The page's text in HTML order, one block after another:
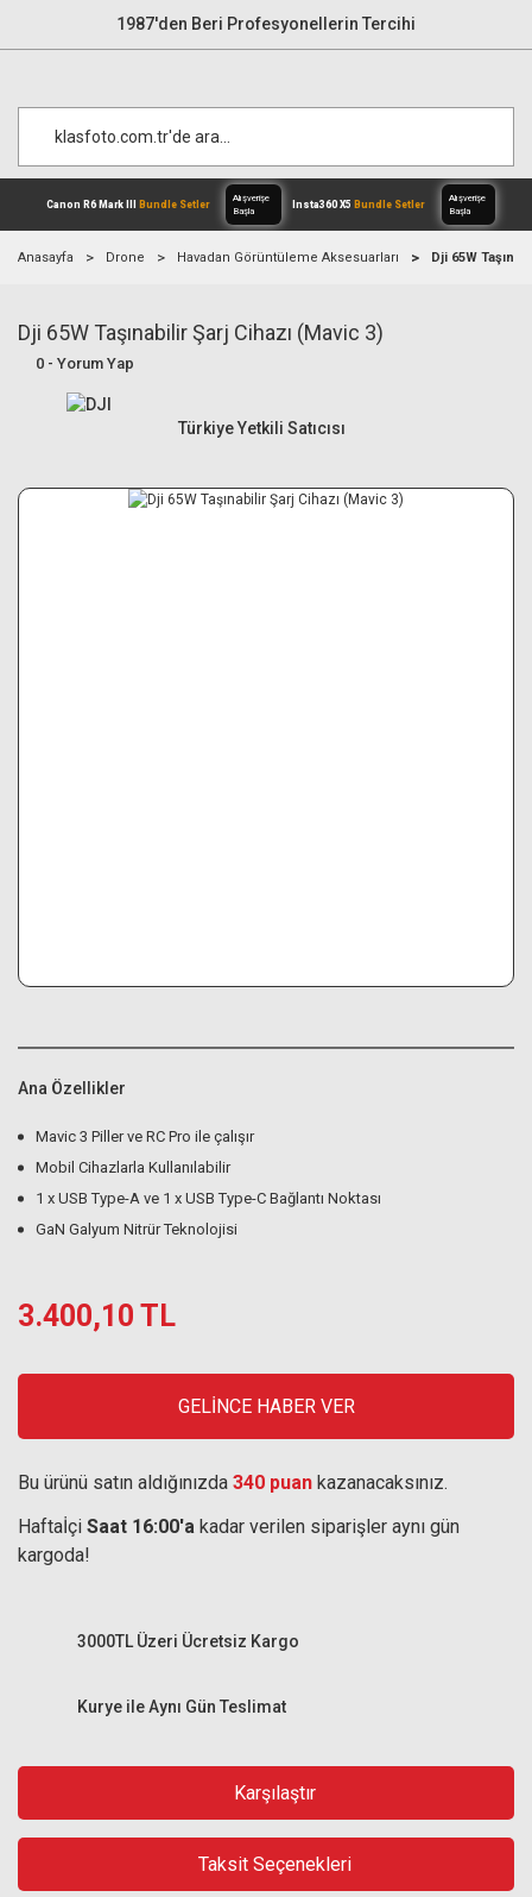
1987'den Beri Profesyonellerin Tercihi
Canon R6 Mark III Bundle Setler
Anasayfa Drone Havadan Görüntüleme Aksesuarları Dji 65W
Dji 65W Taşınabilir Şarj Cihazı (Mavic 3)
0 - Yorum Yap
Türkiye Yetkili Satıcısı
Ana Özellikler
Mavic 3 Piller ve RC Pro ile çalışır
Mobil Cihazlarla Kullanılabilir
1 x USB Type-A ve 1 x USB Type-C Bağlantı Noktası
GaN Galyum Nitrür Teknolojisi
3.400,10 TL
GELİNCE HABER VER
Bu ürünü satın aldığınızda 340 puan kazanacaksınız.
Haftaİçi Saat 16:00'a kadar verilen siparişler aynı gün
kargoda!
Kurye ile Aynı Gün Teslimat
3000TL Üzeri Ücretsiz Kargo
Karşılaştır
Taksit Seçenekleri